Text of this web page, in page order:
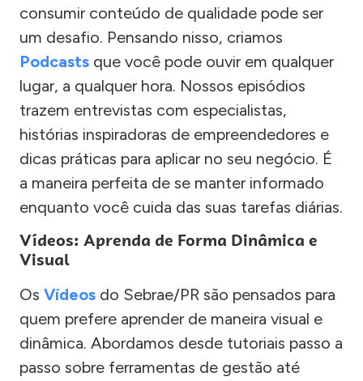
consumir conteúdo de qualidade pode ser
um desafio. Pensando nisso, criamos
Podcasts que você pode ouvir em qualquer
lugar, a qualquer hora. Nossos episódios
trazem entrevistas com especialistas,
histórias inspiradoras de empreendedores e
dicas práticas para aplicar no seu negócio. É
a maneira perfeita de se manter informado
enquanto você cuida das suas tarefas diárias.
Vídeos: Aprenda de Forma Dinâmica e
Visual
Os Vídeos do Sebrae/PR são pensados para
quem prefere aprender de maneira visual e
dinâmica. Abordamos desde tutoriais passo a
passo sobre ferramentas de gestão até